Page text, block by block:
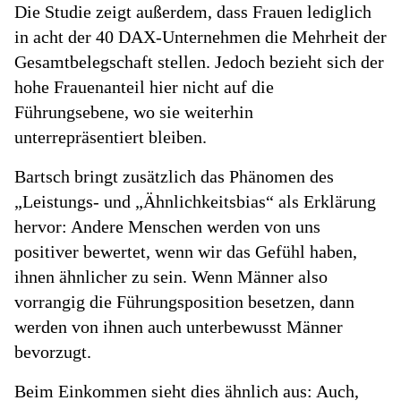
Die Studie zeigt außerdem, dass Frauen lediglich
in acht der 40 DAX-Unternehmen die Mehrheit der
Gesamtbelegschaft stellen. Jedoch bezieht sich der
hohe Frauenanteil hier nicht auf die
Führungsebene, wo sie weiterhin
unterrepräsentiert bleiben.
Bartsch bringt zusätzlich das Phänomen des
„Leistungs- und „Ähnlichkeitsbias“ als Erklärung
hervor: Andere Menschen werden von uns
positiver bewertet, wenn wir das Gefühl haben,
ihnen ähnlicher zu sein. Wenn Männer also
vorrangig die Führungsposition besetzen, dann
werden von ihnen auch unterbewusst Männer
bevorzugt.
Beim Einkommen sieht dies ähnlich aus: Auch,